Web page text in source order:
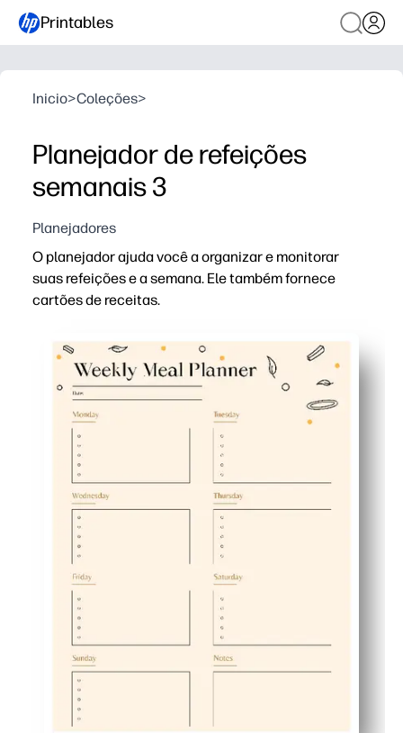
Printables
Inicio>Coleções>
Planejador de refeições
semanais 3
Planejadores
O planejador ajuda você a organizar e monitorar
suas refeições e a semana. Ele também fornece
cartões de receitas.